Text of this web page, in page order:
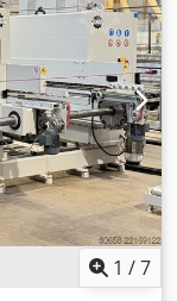
1 /7